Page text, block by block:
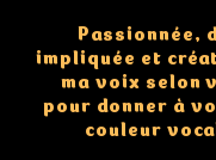
Passionnée,
impliquée et
ma voix selon
pour donner à
couleur